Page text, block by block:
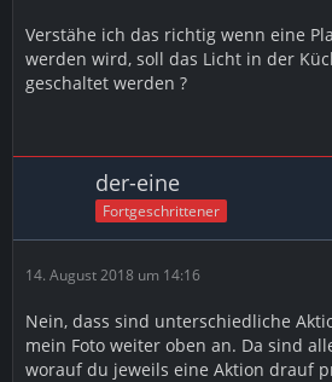
Verstähe ich das richtig wenn eine
werden wird, soll das Licht in der
geschaltet werden ?
der-eine
Fortgeschrittener
14. August 2018 um 14:16
Nein, dass sind unterschiedliche
mein Foto weiter oben an. Da sind
worauf du jeweils eine Aktion drauf